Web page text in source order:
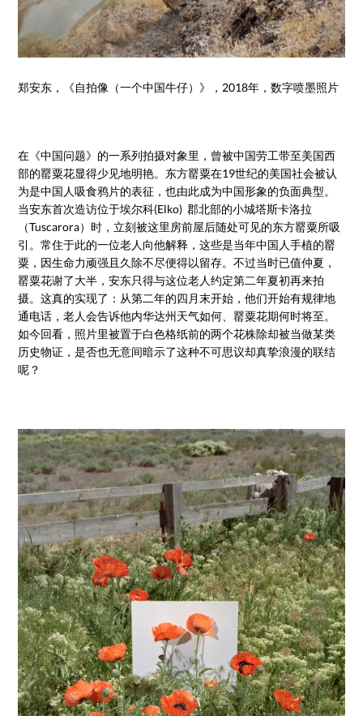
郑安东，《自拍像（一个中国牛仔）》，2018年，数字喷墨照片
在《中国问题》的一系列拍摄对象里，曾被中国劳工带至美国西
部的罂粟花显得少见地明艳。东方罂粟在19世纪的美国社会被认
为是中国人吸食鸦片的表征，也由此成为中国形象的负面典型。
当安东首次造访位于埃尔科(Elko) 郡北部的小城塔斯卡洛拉
（Tuscarora）时，立刻被这里房前屋后随处可见的东方罂粟所吸
引。常住于此的一位老人向他解释，这些是当年中国人手植的罂
粟，因生命力顽强且久除不尽便得以留存。不过当时已值仲夏，
罂粟花谢了大半，安东只得与这位老人约定第二年夏初再来拍
摄。这真的实现了：从第二年的四月末开始，他们开始有规律地
通电话，老人会告诉他内华达州天气如何、罂粟花期何时将至。
如今回看，照片里被置于白色格纸前的两个花株除却被当做某类
历史物证，是否也无意间暗示了这种不可思议却真挚浪漫的联结
呢？